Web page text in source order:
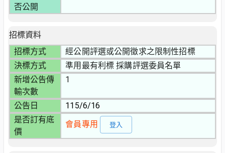
否公開
招標資料
招標方式
經公開評選或公開徵求之限制性招標
決標方式
準用最有利標 採購評選委員名單
新增公告傳
輸次數
1
公告日
115/6/16
是否訂有底
價
會員專用 登入